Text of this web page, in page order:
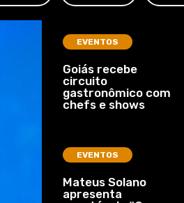
EVENTOS
Goiás recebe
circuito
gastronômico com
chefs e shows
EVENTOS
Mateus Solano
apresenta